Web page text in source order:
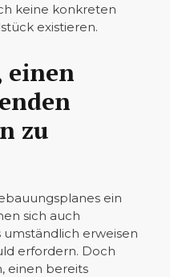
keine konkreten
existieren.
einen
zu
ein
sich auch
erweisen
erfordern. Doch
einen bereits